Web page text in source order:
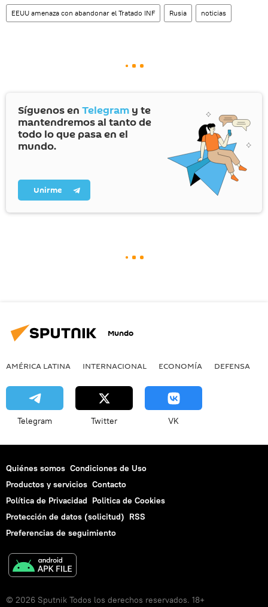
EEUU amenaza con abandonar el Tratado INF Rusia noticias
Síguenos en Telegram y te
mantendremos al tanto de
todo lo que pasa en el
mundo.
Unirme
Mundo
AMÉRICA LATINA INTERNACIONAL ECONOMÍA DEFENSA
Telegram Twitter VK
Quiénes somos Condiciones de Uso
Productos y servicios Contacto
Política de Privacidad Politica de Cookies
Protección de datos (solicitud) RSS
Preferencias de seguimiento
© 2026 Sputnik Todos los derechos reservados. 18+